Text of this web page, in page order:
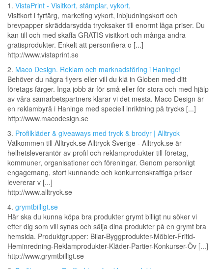
1. VistaPrint - Visitkort, stämplar, vykort,
Visitkort i fyrfärg, marketing vykort, inbjudningskort och
brevpapper skräddarsydda trycksaker till enormt låga priser. Du
kan till och med skaffa GRATIS visitkort och många andra
gratisprodukter. Enkelt att personifiera o [...]
http://www.vistaprint.se
2. Maco Design. Reklam och marknadsföring i Haninge!
Behöver du några flyers eller vill du klä in Globen med ditt
företags färger. Inga jobb är för små eller för stora och med hjälp
av våra samarbetspartners klarar vi det mesta. Maco Design är
en reklambyrå i Haninge med speciell inriktning på trycks [...]
http://www.macodesign.se
3. Profilkläder & giveaways med tryck & brodyr | Alltryck
Välkommen till Alltryck.se Alltryck Sverige - Alltryck.se är
helhetsleverantör av profil och reklamprodukter till företag,
kommuner, organisationer och föreningar. Genom personligt
engagemang, stort kunnande och konkurrenskraftiga priser
levererar v [...]
http://www.alltryck.se
4. grymtbilligt.se
Här ska du kunna köpa bra produkter grymt billigt nu söker vi
efter dig som vill synas och sälja dina produkter på en grymt bra
hemsida. Produktgrupper: Bilar-Byggprodukter-Möbler-Fritid-
Heminredning-Reklamprodukter-Kläder-Partier-Konkurser-Öv [...]
http://www.grymtbilligt.se